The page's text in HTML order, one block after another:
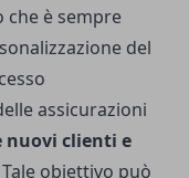
è sempre
del
assicurazioni
nuovi clienti e
Tale obiettivo può